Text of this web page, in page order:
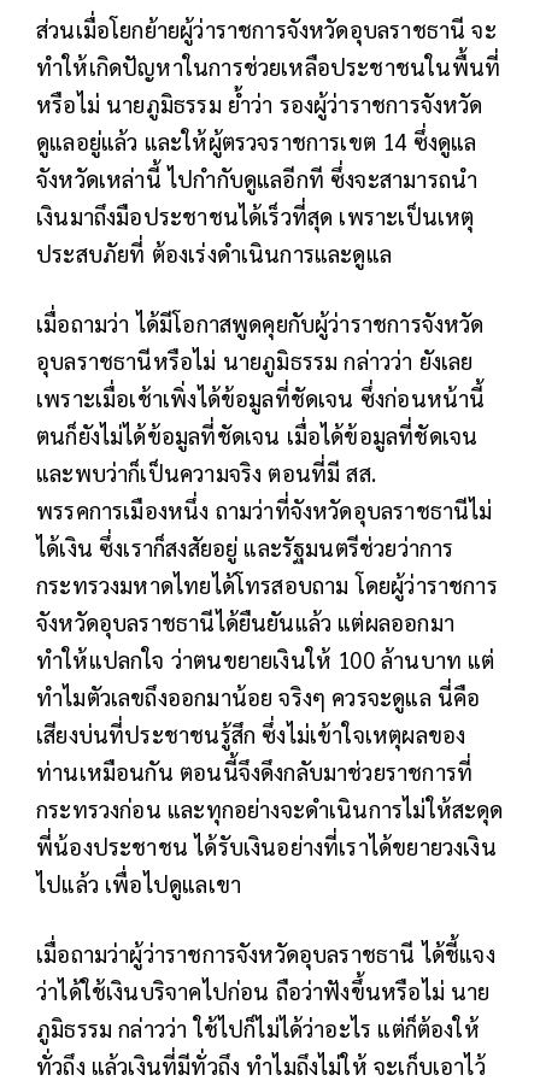
ส่วนเมื่อโยกย้ายผู้ว่าราชการจังหวัดอุบลราชธานี จะ
ทำให้เกิดปัญหาในการช่วยเหลือประชาชนในพื้นที่
หรือไม่ นายภูมิธรรม ย้ำว่า รองผู้ว่าราชการจังหวัด
ดูแลอยู่แล้ว และให้ผู้ตรวจราชการเขต 14 ซึ่งดูแล
จังหวัดเหล่านี้ ไปกำกับดูแลอีกที ซึ่งจะสามารถนำ
เงินมาถึงมือประชาชนได้เร็วที่สุด เพราะเป็นเหตุ
ประสบภัยที่ ต้องเร่งดำเนินการและดูแล
เมื่อถามว่า ได้มีโอกาสพูดคุยกับผู้ว่าราชการจังหวัด
อุบลราชธานีหรือไม่ นายภูมิธรรม กล่าวว่า ยังเลย
เพราะเมื่อเช้าเพิ่งได้ข้อมูลที่ชัดเจน ซึ่งก่อนหน้านี้
ตนก็ยังไม่ได้ข้อมูลที่ชัดเจน เมื่อได้ข้อมูลที่ชัดเจน
และพบว่าก็เป็นความจริง ตอนที่มี สส.
พรรคการเมืองหนึ่ง ถามว่าที่จังหวัดอุบลราชธานีไม่
ได้เงิน ซึ่งเราก็สงสัยอยู่ และรัฐมนตรีช่วยว่าการ
กระทรวงมหาดไทยได้โทรสอบถาม โดยผู้ว่าราชการ
จังหวัดอุบลราชธานีได้ยืนยันแล้ว แต่ผลออกมา
ทำให้แปลกใจ ว่าตนขยายเงินให้ 100 ล้านบาท แต่
ทำไมตัวเลขถึงออกมาน้อย จริงๆ ควรจะดูแล นี่คือ
เสียงบ่นที่ประชาชนรู้สึก ซึ่งไม่เข้าใจเหตุผลของ
ท่านเหมือนกัน ตอนนี้จึงดึงกลับมาช่วยราชการที่
กระทรวงก่อน และทุกอย่างจะดำเนินการไม่ให้สะดุด
พี่น้องประชาชน ได้รับเงินอย่างที่เราได้ขยายวงเงิน
ไปแล้ว เพื่อไปดูแลเขา
เมื่อถามว่าผู้ว่าราชการจังหวัดอุบลราชธานี ได้ชี้แจง
ว่าได้ใช้เงินบริจาคไปก่อน ถือว่าฟังขึ้นหรือไม่ นาย
ภูมิธรรม กล่าวว่า ใช้ไปก็ไม่ได้ว่าอะไร แต่ก็ต้องให้
ทั่วถึง แล้วเงินที่มีทั่วถึง ทำไมถึงไม่ให้ จะเก็บเอาไว้